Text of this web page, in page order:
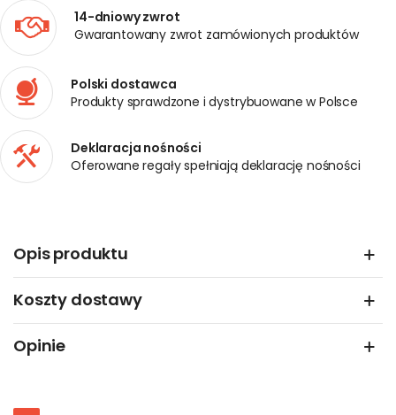
14-dniowy zwrot
Gwarantowany zwrot zamówionych produktów
Polski dostawca
Produkty sprawdzone i dystrybuowane w Polsce
Deklaracja nośności
Oferowane regały spełniają deklarację nośności
Opis produktu
Koszty dostawy
Opinie